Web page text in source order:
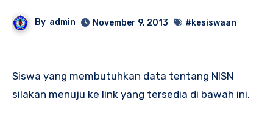
By admin November 9, 2013 #kesiswaan
Siswa yang membutuhkan data tentang NISN
silakan menuju ke link yang tersedia di bawah ini.